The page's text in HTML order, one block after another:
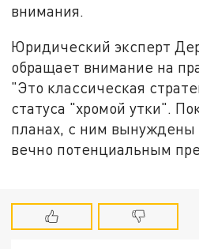
внимания.
Юридический эксперт
обращает внимание на
"Это классическая
статуса "хромой утки".
планах, с ним вынуждены
вечно потенциальным